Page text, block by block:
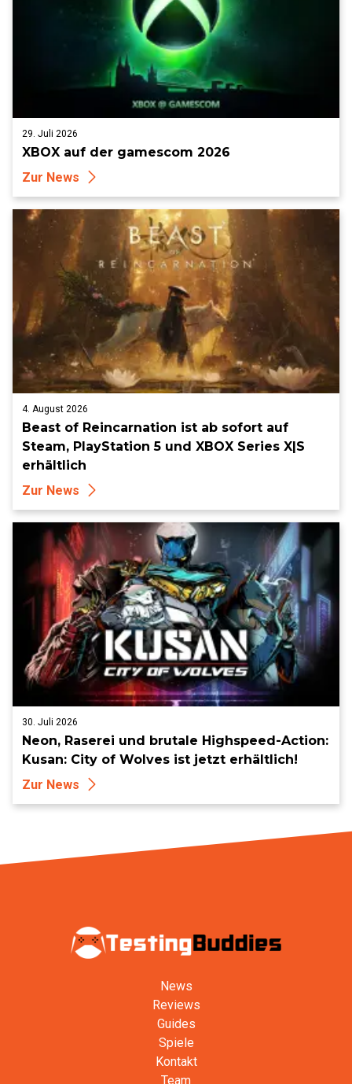
29. Juli 2026
XBOX auf der gamescom 2026
Zur News
4. August 2026
Beast of Reincarnation ist ab sofort auf
Steam, PlayStation 5 und XBOX Series X|S
erhältlich
Zur News
30. Juli 2026
Neon, Raserei und brutale Highspeed-Action:
Kusan: City of Wolves ist jetzt erhältlich!
Zur News
News
Reviews
Guides
Spiele
Kontakt
Team